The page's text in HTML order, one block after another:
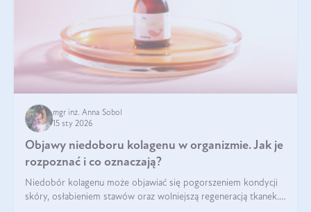
mgr inż. Anna Sobol
15 sty 2026
Objawy niedoboru kolagenu w organizmie. Jak je
rozpoznać i co oznaczają?
Niedobór kolagenu może objawiać się pogorszeniem kondycji
skóry, osłabieniem stawów oraz wolniejszą regeneracją tkanek.